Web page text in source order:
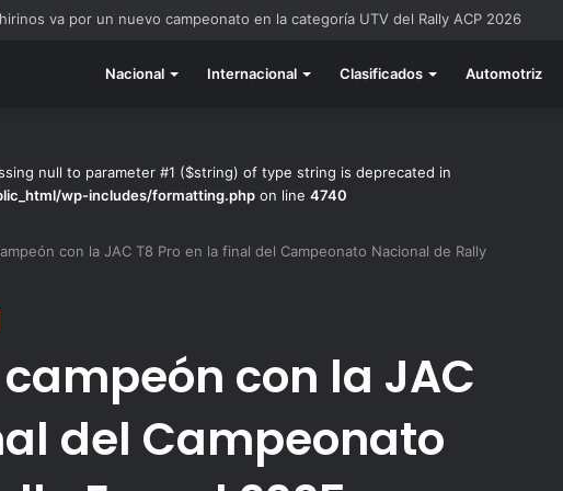
2026: todo listo para la gran final del RallyACP
Nacional Internacional Clasificados Automotriz
null to parameter #1 ($string) of type string is deprecated in
wp-includes/formatting.phpon line 4740
con la JAC T8 Pro en la final del Campeonato Nacional de Rally
con la JAC
del Campeonato